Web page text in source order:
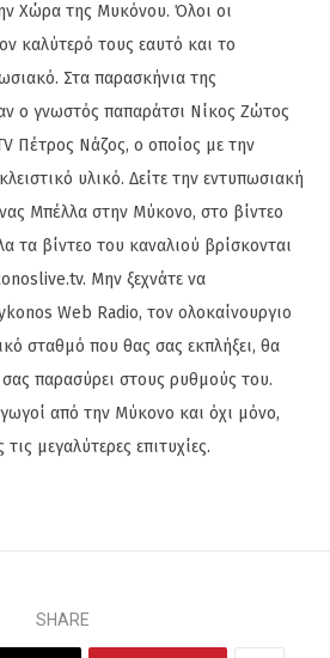
Χώρα της Μυκόνου. Όλοι οι
καλύτερό τους εαυτό και το
Στα παρασκήνια της
ο γνωστός παπαράτσι Νίκος Ζώτος
Πέτρος Νάζος, ο οποίος με την
υλικό. Δείτε την εντυπωσιακή
Μπέλλα στην Μύκονο, στο βίντεο
τα βίντεο του καναλιού βρίσκονται
Μην ξεχνάτε να
Web Radio, τον ολοκαίνουργιο
σταθμό που θας σας εκπλήξει, θα
παρασύρει στους ρυθμούς του.
από την Μύκονο και όχι μόνο,
μεγαλύτερες επιτυχίες.
SHARE